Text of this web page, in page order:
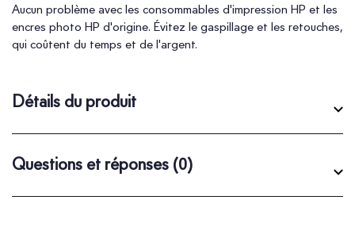
Aucun problème avec les consommables d'impression HP et les
encres photo HP d'origine. Évitez le gaspillage et les retouches,
qui coûtent du temps et de l'argent.
Détails du produit
Questions et réponses (0)